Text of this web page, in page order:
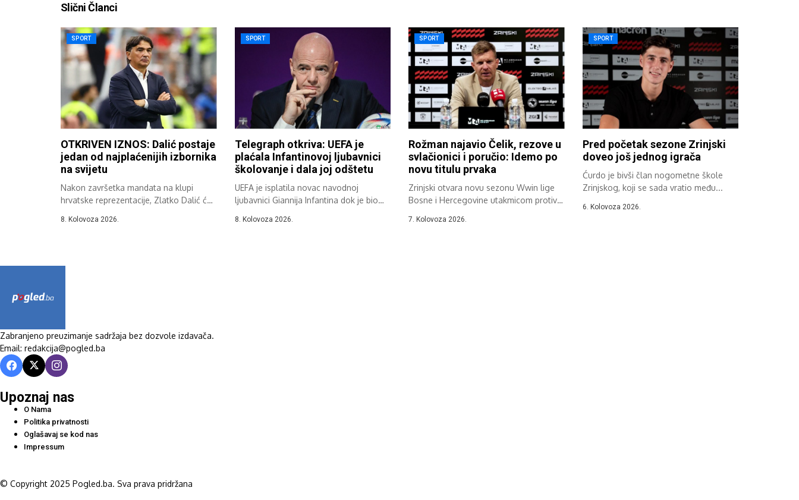
Slični Članci
SPORT
OTKRIVEN IZNOS: Dalić postaje
jedan od najplaćenijih izbornika
na svijetu
Nakon završetka mandata na klupi
hrvatske reprezentacije, Zlatko Dalić će
8. Kolovoza 2026.
SPORT
Telegraph otkriva: UEFA je
plaćala Infantinovoj ljubavnici
školovanje i dala joj odštetu
UEFA je isplatila novac navodnoj
ljubavnici Giannija Infantina dok je bio
8. Kolovoza 2026.
SPORT
Rožman najavio Čelik, rezove u
svlačionici i poručio: Idemo po
novu titulu prvaka
Zrinjski otvara novu sezonu Wwin lige
Bosne i Hercegovine utakmicom protiv
7. Kolovoza 2026.
SPORT
Pred početak sezone Zrinjski
doveo još jednog igrača
Ćurdo je bivši član nogometne škole
Zrinjskog, koji se sada vratio među...
6. Kolovoza 2026.
Zabranjeno preuzimanje sadržaja bez dozvole izdavača.
Email: redakcija@pogled.ba
Upoznaj nas
O Nama
Politika privatnosti
Oglašavaj se kod nas
Impressum
© Copyright 2025 Pogled.ba. Sva prava pridržana